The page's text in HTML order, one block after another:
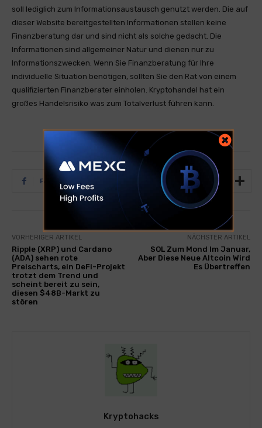
soll lediglich zum Informationsaustausch genutzt werden. Die auf
dieser Website bereitgestellten Informationen stellen keine
Finanzberatung dar und sind nicht als solche gedacht. Die
Informationen sind allgemeiner Natur und dienen nur zu
Informationszwecken. Wenn Sie Finanzberatung für Ihre
individuelle Situation benötigen, sollten Sie den Rat von einem
qualifizierten Finanzberater einholen. Kryptohandel hat ein
großes Handelsrisiko was zum Totalverlust führen kann.
Facebook Tumblr
VORHERIGER ARTIKEL
Ripple (XRP) und Cardano
(ADA) sehen rote
Preischarts, ein DeFi-Projekt
trotzt dem Trend und
scheint bereit zu sein,
diesen $48B-Markt zu
stören
NÄCHSTER ARTIKEL
SOL Zum Mond Im Januar,
Aber Diese Neue Altcoin Wird
Es Übertreffen
Kryptohacks